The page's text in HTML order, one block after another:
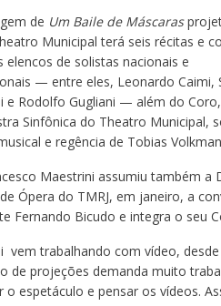
de Um Baile de Máscaras
Municipal terá seis récitas e
elencos de solistas nacionais e
— entre eles, Leonardo Caimi,
e Rodolfo Gugliani — além do
Sinfônica do Theatro Municipal,
e regência de Tobias
Maestrini assumiu também a
Ópera do TMRJ, em janeiro, a
Fernando Bicudo e integra o seu
vem trabalhando com vídeo,
de projeções demanda muito
o espetáculo e pensar os vídeos.